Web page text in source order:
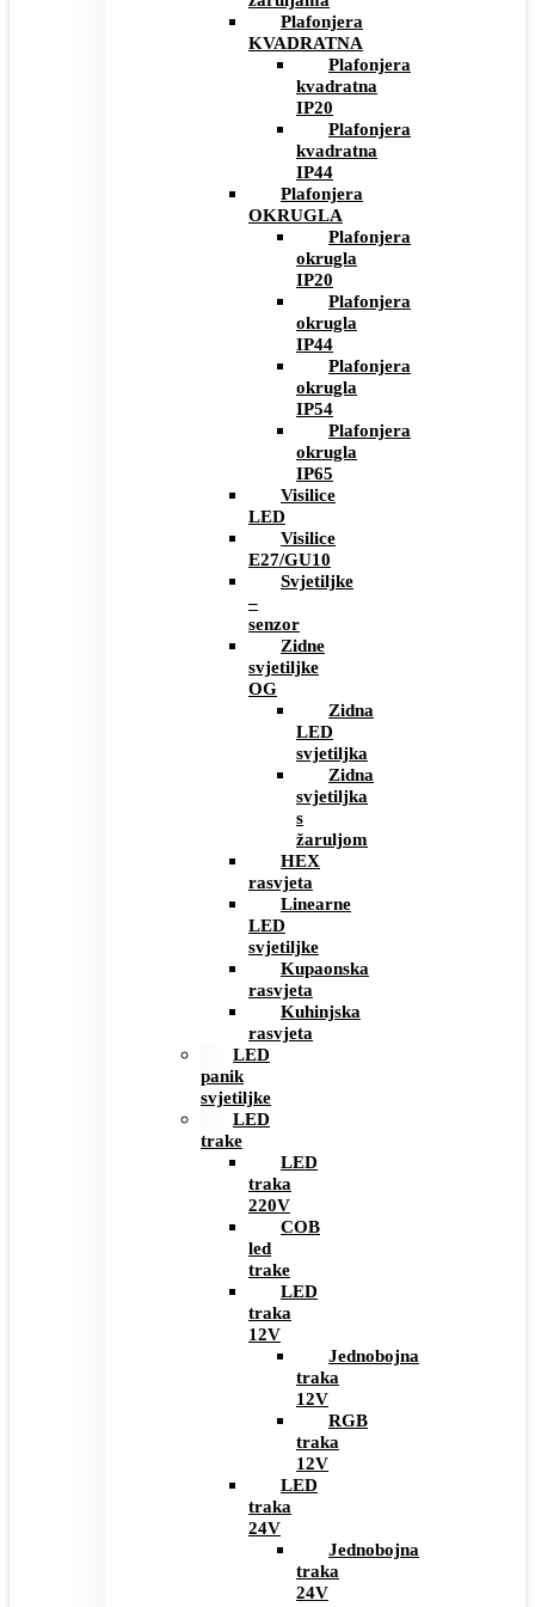
Plafonjera
KVADRATNA
Plafonjera
kvadratna
IP20
Plafonjera
kvadratna
IP44
Plafonjera
OKRUGLA
Plafonjera
okrugla
IP20
Plafonjera
okrugla
IP44
Plafonjera
okrugla
IP54
Plafonjera
okrugla
IP65
Visilice
LED
Visilice
E27/GU10
Svjetiljke
–
senzor
Zidne
svjetiljke
OG
Zidna
LED
svjetiljka
Zidna
svjetiljka
s
žaruljom
HEX
rasvjeta
Linearne
LED
svjetiljke
Kupaonska
rasvjeta
Kuhinjska
rasvjeta
LED
panik
svjetiljke
LED
trake
LED
traka
220V
COB
led
trake
LED
traka
12V
Jednobojna
traka
12V
RGB
traka
12V
LED
traka
24V
Jednobojna
traka
24V